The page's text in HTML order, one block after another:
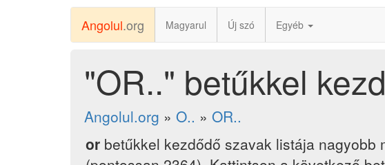
Angolul.org Magyarul Új szó Egyéb
"OR.." betűkkel
Angolul.org » O.. » OR..
or betűkkel kezdődő szavak listája nagyobb